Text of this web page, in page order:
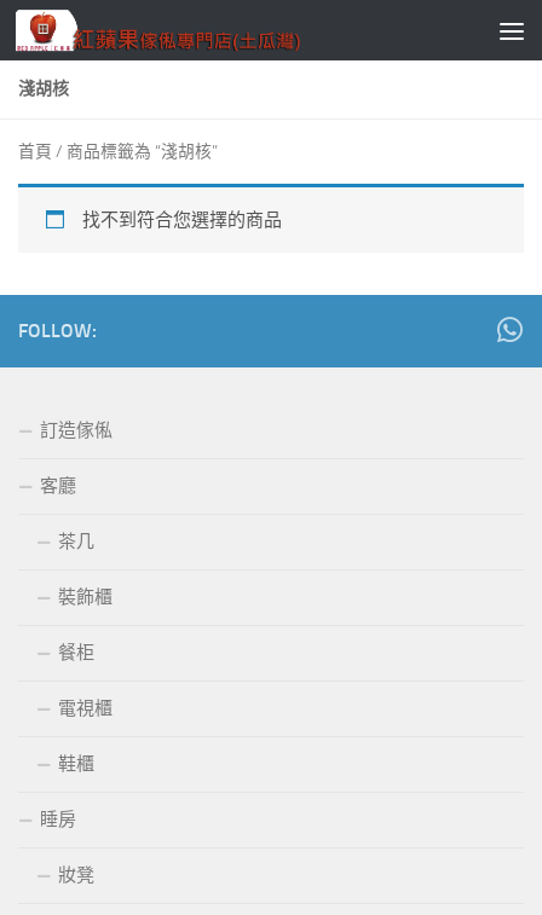
Skip to content
淺胡核
首頁 / 商品標籤為 “淺胡核”
找不到符合您選擇的商品
FOLLOW:
訂造傢俬
客廳
茶几
裝飾櫃
餐柜
電視櫃
鞋櫃
睡房
妝凳